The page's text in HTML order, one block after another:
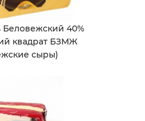
40%
квадрат БЗМЖ
сыры)